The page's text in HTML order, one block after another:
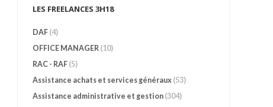
LES FREELANCES 3H18
DAF (4)
OFFICE MANAGER (10)
RAC - RAF (5)
Assistance achats et services généraux (53)
Assistance administrative et gestion (304)